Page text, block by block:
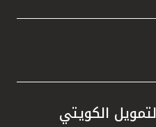
الكويتي